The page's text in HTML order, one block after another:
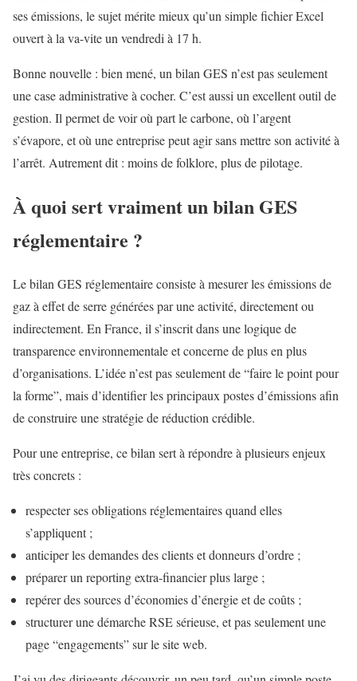
ses émissions, le sujet mérite mieux qu’un simple fichier Excel
ouvert à la va-vite un vendredi à 17 h.
Bonne nouvelle : bien mené, un bilan GES n’est pas seulement
une case administrative à cocher. C’est aussi un excellent outil de
gestion. Il permet de voir où part le carbone, où l’argent
s’évapore, et où une entreprise peut agir sans mettre son activité à
l’arrêt. Autrement dit : moins de folklore, plus de pilotage.
À quoi sert vraiment un bilan GES
réglementaire ?
Le bilan GES réglementaire consiste à mesurer les émissions de
gaz à effet de serre générées par une activité, directement ou
indirectement. En France, il s’inscrit dans une logique de
transparence environnementale et concerne de plus en plus
d’organisations. L’idée n’est pas seulement de “faire le point pour
la forme”, mais d’identifier les principaux postes d’émissions afin
de construire une stratégie de réduction crédible.
Pour une entreprise, ce bilan sert à répondre à plusieurs enjeux
très concrets :
respecter ses obligations réglementaires quand elles
s’appliquent ;
anticiper les demandes des clients et donneurs d’ordre ;
préparer un reporting extra-financier plus large ;
repérer des sources d’économies d’énergie et de coûts ;
structurer une démarche RSE sérieuse, et pas seulement une
page “engagements” sur le site web.